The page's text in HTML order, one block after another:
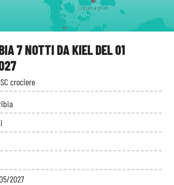
7 NOTTI DA KIEL DEL 01
crociere
2027
Copenaghen